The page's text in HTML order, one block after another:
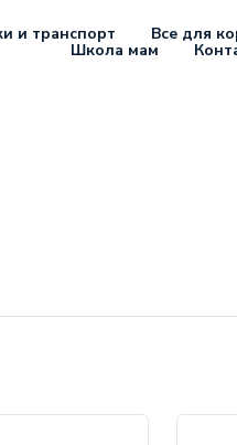
и транспорт Все для
Школа мам